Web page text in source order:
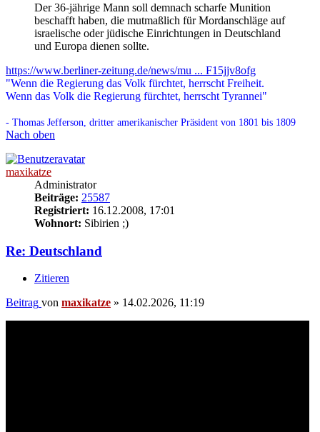
Der 36-jährige Mann soll demnach scharfe Munition
beschafft haben, die mutmaßlich für Mordanschläge auf
israelische oder jüdische Einrichtungen in Deutschland
und Europa dienen sollte.
https://www.berliner-zeitung.de/news/mu ... F15jjv8ofg
"Wenn die Regierung das Volk fürchtet, herrscht Freiheit.
Wenn das Volk die Regierung fürchtet, herrscht Tyrannei"
- Thomas Jefferson, dritter amerikanischer Präsident von 1801 bis 1809
Nach oben
maxikatze
Administrator
Beiträge: 25587
Registriert: 16.12.2008, 17:01
Wohnort: Sibirien ;)
Re: Deutschland
Zitieren
Beitrag von maxikatze » 14.02.2026, 11:19